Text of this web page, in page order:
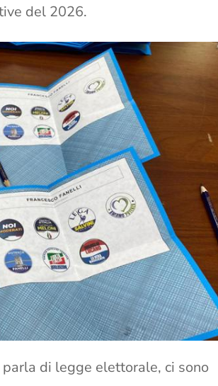
del 2026.
di legge elettorale, ci sono